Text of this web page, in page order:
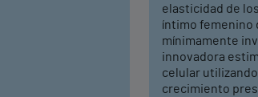
elasticidad de
íntimo femenino
mínimamente
innovadora
celular
crecimiento